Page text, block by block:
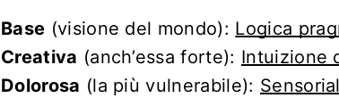
Base (visione del mondo): Logica
Creativa (anch’essa forte): Intuizione
Dolorosa (la più vulnerabile):